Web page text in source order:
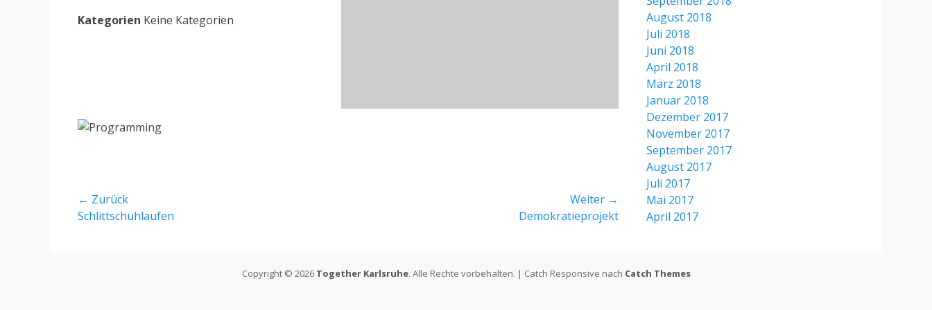
Kategorien Keine Kategorien
Beitragsnavigation
← Zurück
Vorheriger
Schlittschuhlaufen
Weiter →
Demokratieprojekt
August 2018
Juli 2018
Juni 2018
April 2018
März 2018
Januar 2018
Dezember 2017
November 2017
September 2017
August 2017
Juli 2017
Mai 2017
April 2017
Copyright © 2026 Together Karlsruhe. Alle Rechte vorbehalten. | Catch Responsive nach Catch Themes